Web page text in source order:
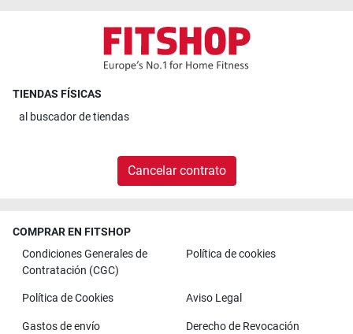
TIENDAS FÍSICAS
al buscador de tiendas
Cancelar contrato
COMPRAR EN FITSHOP
Condiciones Generales de
Contratación (CGC)
Política de cookies
Política de Cookies Aviso Legal
Gastos de envío Derecho de Revocación